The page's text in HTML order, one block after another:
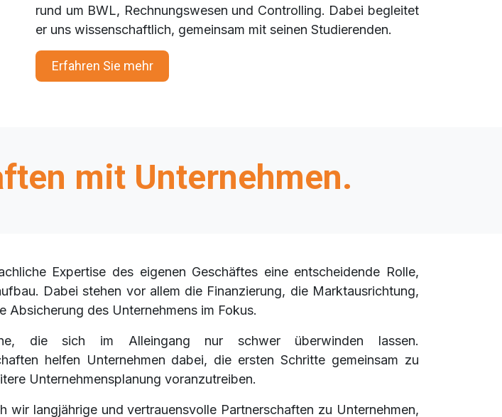
rund um BWL, Rechnungswesen und Controlling. Dabei begleitet
er uns wissenschaftlich, gemeinsam mit seinen Studierenden.
Erfahren Sie mehr
mit Unternehmen.
Expertise des eigenen Geschäftes eine entscheidende Rolle,
Dabei stehen vor allem die Finanzierung, die Marktausrichtung,
des Unternehmens im Fokus.
die sich im Alleingang nur schwer überwinden lassen.
helfen Unternehmen dabei, die ersten Schritte gemeinsam zu
Unternehmensplanung voranzutreiben.
langjährige und vertrauensvolle Partnerschaften zu Unternehmen,